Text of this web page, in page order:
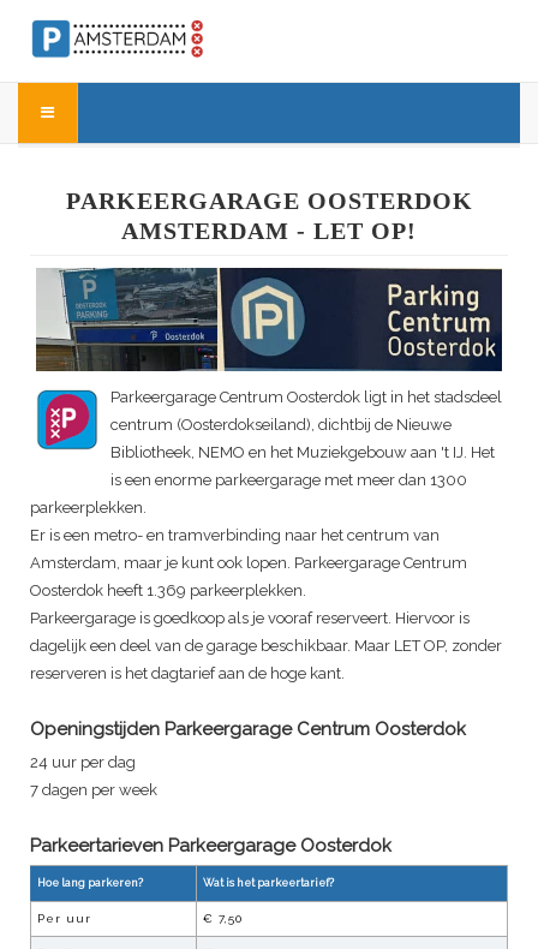
PARKEERGARAGE OOSTERDOK
AMSTERDAM - LET OP!
Parkeergarage Centrum Oosterdok ligt in het stadsdeel
centrum (Oosterdokseiland), dichtbij de Nieuwe
Bibliotheek, NEMO en het Muziekgebouw aan 't IJ. Het
is een enorme parkeergarage met meer dan 1300
parkeerplekken.
Er is een metro- en tramverbinding naar het centrum van
Amsterdam, maar je kunt ook lopen. Parkeergarage Centrum
Oosterdok heeft 1.369 parkeerplekken.
Parkeergarage is goedkoop als je vooraf reserveert. Hiervoor is
dagelijk een deel van de garage beschikbaar. Maar LET OP, zonder
reserveren is het dagtarief aan de hoge kant.
Openingstijden Parkeergarage Centrum Oosterdok
24 uur per dag
7 dagen per week
Parkeertarieven Parkeergarage Oosterdok
Hoe lang parkeren? Wat is het parkeertarief?
Per uur € 7,50